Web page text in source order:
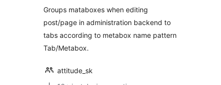
Groups mataboxes when editing
post/page in administration backend to
tabs according to metabox name pattern
Tab/Metabox.
attitude_sk